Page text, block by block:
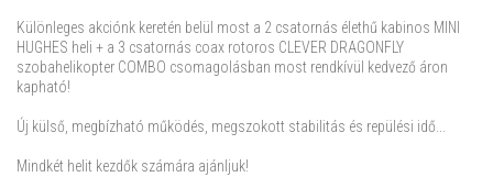
Különleges akciónk keretén belül most a 2 csatornás élethű kabinos MINI
HUGHES heli + a 3 csatornás coax rotoros CLEVER DRAGONFLY
szobahelikopter COMBO csomagolásban most rendkívül kedvező áron
kapható!
Új külső, megbízható működés, megszokott stabilitás és repülési idő...
Mindkét helit kezdők számára ajánljuk!